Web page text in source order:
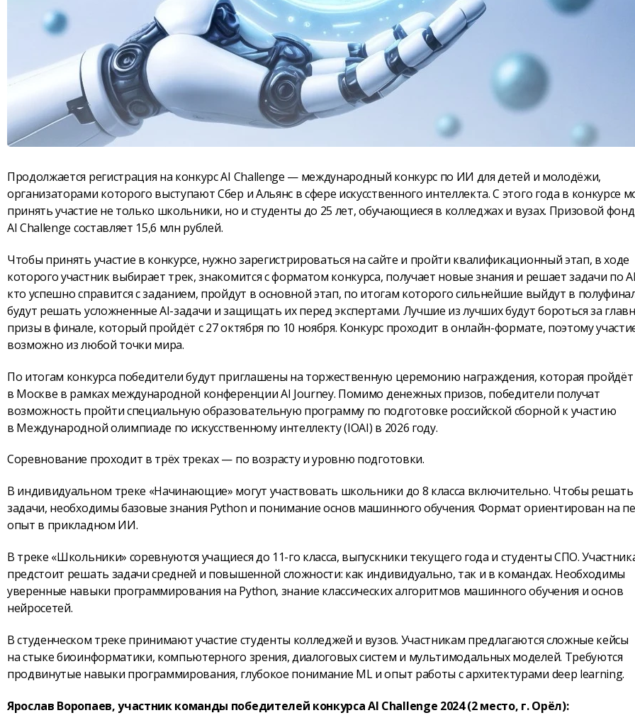
Продолжается регистрация на конкурс AI Challenge — международный конкурс по ИИ для детей и молодёжи,
организаторами которого выступают Сбер и Альянс в сфере искусственного интеллекта. С этого года в конкурсе
принять участие не только школьники, но и студенты до 25 лет, обучающиеся в колледжах и вузах. Призовой фонд
AI Challenge составляет 15,6 млн рублей.
Чтобы принять участие в конкурсе, нужно зарегистрироваться на сайте и пройти квалификационный этап, в ходе
которого участник выбирает трек, знакомится с форматом конкурса, получает новые знания и решает задачи по
кто успешно справится с заданием, пройдут в основной этап, по итогам которого сильнейшие выйдут в
будут решать усложненные AI-задачи и защищать их перед экспертами. Лучшие из лучших будут бороться за
призы в финале, который пройдёт с 27 октября по 10 ноября. Конкурс проходит в онлайн-формате, поэтому
возможно из любой точки мира.
По итогам конкурса победители будут приглашены на торжественную церемонию награждения, которая пройдёт
в Москве в рамках международной конференции AI Journey. Помимо денежных призов, победители получат
возможность пройти специальную образовательную программу по подготовке российской сборной к участию
в Международной олимпиаде по искусственному интеллекту (IOAI) в 2026 году.
Соревнование проходит в трёх треках — по возрасту и уровню подготовки.
В индивидуальном треке «Начинающие» могут участвовать школьники до 8 класса включительно. Чтобы решать
задачи, необходимы базовые знания Python и понимание основ машинного обучения. Формат ориентирован на
опыт в прикладном ИИ.
В треке «Школьники» соревнуются учащиеся до 11-го класса, выпускники текущего года и студенты СПО.
предстоит решать задачи средней и повышенной сложности: как индивидуально, так и в командах. Необходимы
уверенные навыки программирования на Python, знание классических алгоритмов машинного обучения и основ
нейросетей.
В студенческом треке принимают участие студенты колледжей и вузов. Участникам предлагаются сложные кейсы
на стыке биоинформатики, компьютерного зрения, диалоговых систем и мультимодальных моделей. Требуются
продвинутые навыки программирования, глубокое понимание ML и опыт работы с архитектурами deep learning.
Ярослав Воропаев, участник команды победителей конкурса AI Challenge 2024 (2 место, г. Орёл):